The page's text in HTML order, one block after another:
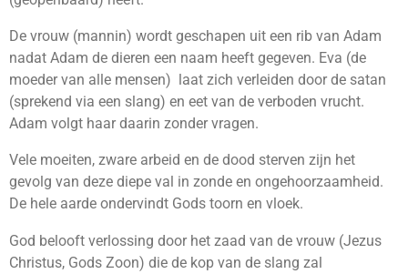
De vrouw (mannin) wordt geschapen uit een rib van Adam
nadat Adam de dieren een naam heeft gegeven. Eva (de
moeder van alle mensen) laat zich verleiden door de satan
(sprekend via een slang) en eet van de verboden vrucht.
Adam volgt haar daarin zonder vragen.
Vele moeiten, zware arbeid en de dood sterven zijn het
gevolg van deze diepe val in zonde en ongehoorzaamheid.
De hele aarde ondervindt Gods toorn en vloek.
God belooft verlossing door het zaad van de vrouw (Jezus
Christus, Gods Zoon) die de kop van de slang zal